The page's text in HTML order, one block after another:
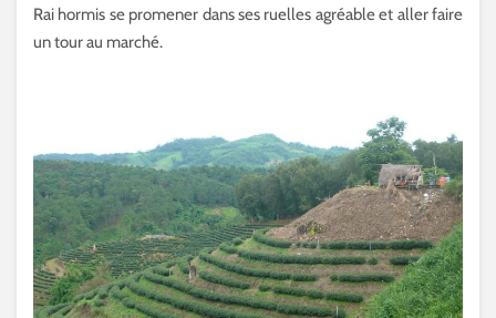
Rai hormis se promener dans ses ruelles agréable et aller faire
un tour au marché.